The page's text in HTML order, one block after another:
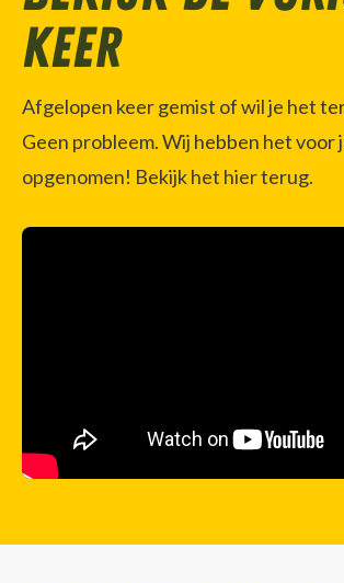
keer
Afgelopen keer gemist of wil je het
Geen probleem. Wij hebben het voor
opgenomen! Bekijk het hier terug.